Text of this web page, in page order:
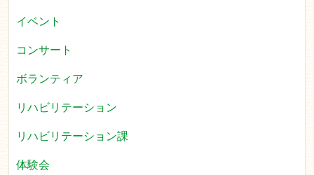
イベント
コンサート
ボランティア
リハビリテーション
リハビリテーション課
体験会